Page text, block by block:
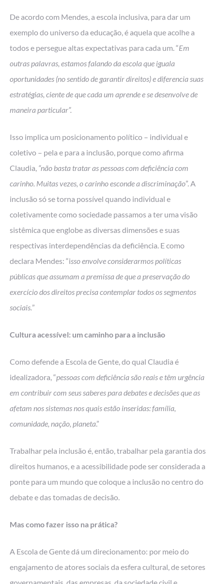
De acordo com Mendes, a escola inclusiva, para dar um
exemplo do universo da educação, é aquela que acolhe a
todos e persegue altas expectativas para cada um. “Em
outras palavras, estamos falando da escola que iguala
oportunidades (no sentido de garantir direitos) e diferencia suas
estratégias, ciente de que cada um aprende e se desenvolve de
maneira particular”.
Isso implica um posicionamento político – individual e
coletivo – pela e para a inclusão, porque como afirma
Claudia, “não basta tratar as pessoas com deficiência com
carinho. Muitas vezes, o carinho esconde a discriminação”. A
inclusão só se torna possível quando individual e
coletivamente como sociedade passamos a ter uma visão
sistêmica que englobe as diversas dimensões e suas
respectivas interdependências da deficiência. E como
declara Mendes: “isso envolve considerarmos políticas
públicas que assumam a premissa de que a preservação do
exercício dos direitos precisa contemplar todos os segmentos
sociais.”
Cultura acessível: um caminho para a inclusão
Como defende a Escola de Gente, do qual Claudia é
idealizadora, “pessoas com deficiência são reais e têm urgência
em contribuir com seus saberes para debates e decisões que as
afetam nos sistemas nos quais estão inseridas: família,
comunidade, nação, planeta.”
Trabalhar pela inclusão é, então, trabalhar pela garantia dos
direitos humanos, e a acessibilidade pode ser considerada a
ponte para um mundo que coloque a inclusão no centro do
debate e das tomadas de decisão.
Mas como fazer isso na prática?
A Escola de Gente dá um direcionamento: por meio do
engajamento de atores sociais da esfera cultural, de setores